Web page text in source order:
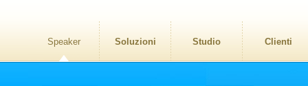
Speaker Soluzioni Studio Clienti